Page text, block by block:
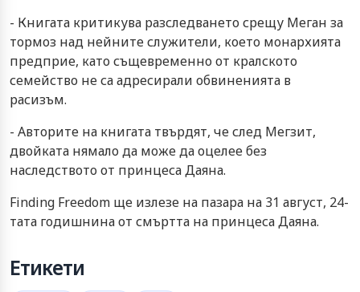
- Книгата критикува разследването срещу Меган за
тормоз над нейните служители, което монархията
предприе, като същевременно от кралското
семейство не са адресирали обвиненията в
расизъм.
- Авторите на книгата твърдят, че след Мегзит,
двойката нямало да може да оцелее без
наследството от принцеса Даяна.
Finding Freedom ще излезе на пазара на 31 август, 24-
тата годишнина от смъртта на принцеса Даяна.
Етикети